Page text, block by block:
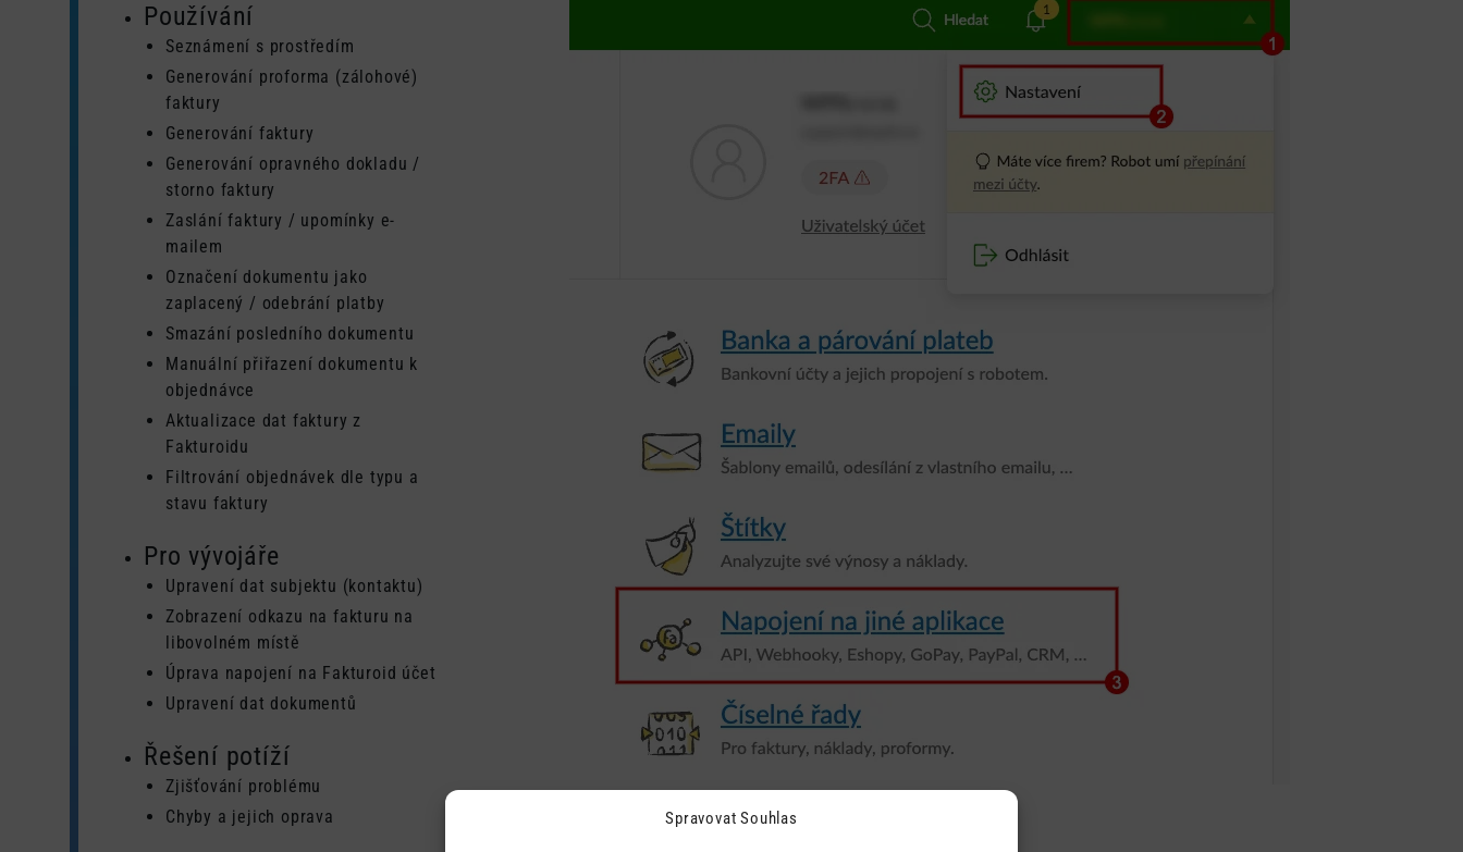
Spravovat Souhlas
Používání
Seznámení s prostředím
Generování proforma (zálohové)
faktury
Generování faktury
Generování opravného dokladu /
storno faktury
Zaslání faktury / upomínky e-
mailem
Označení dokumentu jako
zaplacený / odebrání platby
Smazání posledního dokumentu
Manuální přiřazení dokumentu k
objednávce
Aktualizace dat faktury z
Fakturoidu
Filtrování objednávek dle typu a
stavu faktury
Pro vývojáře
Upravení dat subjektu (kontaktu)
Zobrazení odkazu na fakturu na
libovolném místě
Úprava napojení na Fakturoid účet
Upravení dat dokumentů
Řešení potíží
Zjišťování problému
Chyby a jejich oprava